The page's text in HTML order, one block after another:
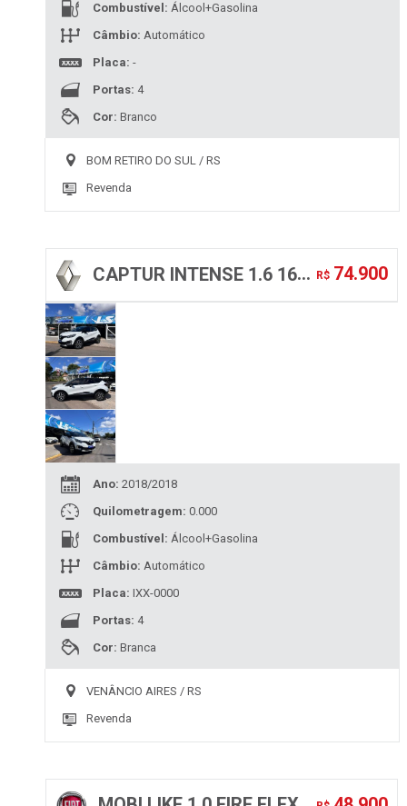
Combustível: Álcool+Gasolina
Câmbio: Automático
Placa: -
Portas: 4
Cor: Branco
BOM RETIRO DO SUL / RS
Revenda
R$ 74.900
CAPTUR INTENSE 1.6 16V FLEX 5P AUT.
Ano: 2018/2018
Quilometragem: 0.000
Combustível: Álcool+Gasolina
Câmbio: Automático
Placa: IXX-0000
Portas: 4
Cor: Branca
VENÂNCIO AIRES / RS
Revenda